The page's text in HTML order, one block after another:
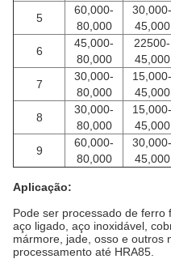
5
60,000-
80,000
30,000-
45,000
6
45,000-
80,000
22500-
45,000
7
30,000-
80,000
15,000-
45,000
8
30,000-
80,000
15,000-
45,000
9
60,000-
80,000
30,000-
45,000
Aplicação:
Pode ser processado de ferro
aço ligado, aço inoxidável,
mármore, jade, osso e outros
processamento até HRA85.